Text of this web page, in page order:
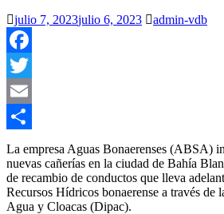
julio 7, 2023julio 6, 2023 admin-vdb
Facebook
Twitter
Email
Compartir
La empresa Aguas Bonaerenses (ABSA)
nuevas cañerías en la ciudad de Bahía
de recambio de conductos que lleva
Recursos Hídricos bonaerense a través
Agua y Cloacas (Dipac).